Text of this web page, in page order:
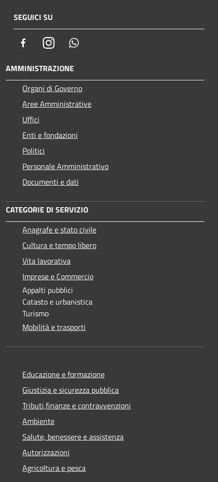
SEGUICI SU
FacebookInstagram
AMMINISTRAZIONE
Organi di Governo
Aree Amministrative
Uffici
Enti e fondazioni
Politici
Personale Amministrativo
Documenti e dati
CATEGORIE DI SERVIZIO
Anagrafe e stato civile
Cultura e tempo libero
Vita lavorativa
Imprese e Commercio
Appalti pubblici
Catasto e urbanistica
Turismo
Mobilità e trasporti
Educazione e formazione
Giustizia e sicurezza pubblica
Tributi,finanze e contravvenzioni
Ambiente
Salute, benessere e assistenza
Autorizzazioni
Agricoltura e pesca